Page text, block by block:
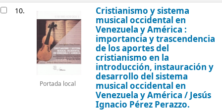
10.
Portada local
Cristianismo y sistema
musical occidental en
Venezuela y América :
importancia y trascendencia
de los aportes del
cristianismo en la
introducción, instauración y
desarrollo del sistema
musical occidental en
Venezuela y América /Jesús
Ignacio Pérez Perazzo.